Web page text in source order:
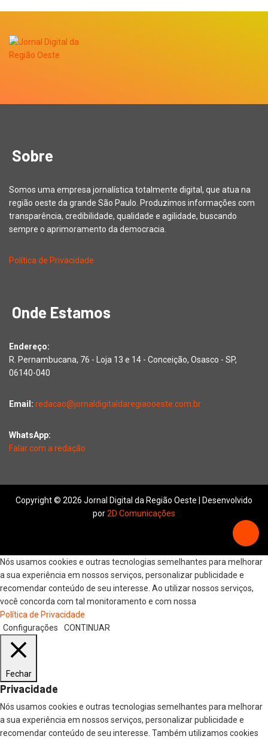
Sobre
Somos uma empresa jornalística totalmente digital, que atua na
região oeste da grande São Paulo. Produzimos informações com
transparência, credibilidade, qualidade e agilidade, buscando
sempre o aprimoramento da democracia.
Política de Privacidade
Onde Estamos
Endereço:
R. Pernambucana, 76 - Loja 13 e 14 - Conceição, Osasco - SP,
06140-040
Email: redacao@jornaldigitaldaregiaooeste.com.br
WhatsApp:
Falar com a redação
Copyright © 2026 Jornal Digital da Região Oeste | Desenvolvido
por2D Comunicações
Nós usamos cookies e outras tecnologias semelhantes para melhorar
a sua experiência em nossos serviços, personalizar publicidade e
recomendar conteúdo de seu interesse. Ao utilizar nossos serviços,
você concorda com tal monitoramento e com nossa
Política de Privacidade
Configurações
CONTINUAR
Fechar
Privacidade
Nós usamos cookies e outras tecnologias semelhantes para melhorar
a sua experiência em nossos serviços, personalizar publicidade e
recomendar conteúdo de seu interesse. Também utilizamos cookies